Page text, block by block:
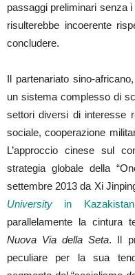
passaggi preliminari senza
risulterebbe incoerente
concludere.
Il partenariato sino-
un sistema complesso di
settori diversi di interesse
sociale, cooperazione
L’approccio cinese sul
strategia globale della
settembre 2013 da Xi
University in Kazakistan
parallelamente la cintura
Nuova Via della Seta. Il
peculiare per la sua